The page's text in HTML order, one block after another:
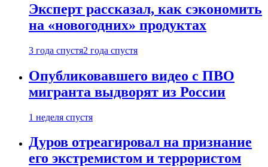
Эксперт рассказал, как сэкономить
на «новогодних» продуктах
3 года спустя2 года спустя
Опубликовавшего видео с ПВО
мигранта выдворят из России
1 неделя спустя
Дуров отреагировал на признание
его экстремистом и террористом